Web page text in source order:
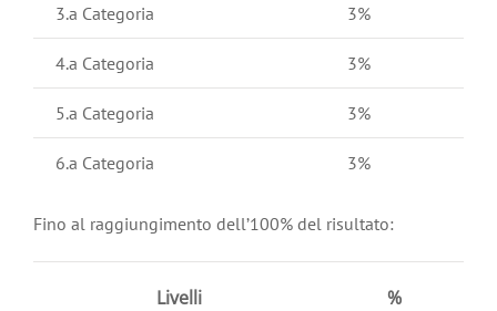
3.a Categoria 3%
4.a Categoria 3%
5.a Categoria 3%
6.a Categoria 3%
Fino al raggiungimento dell’100% del risultato:
Livelli %